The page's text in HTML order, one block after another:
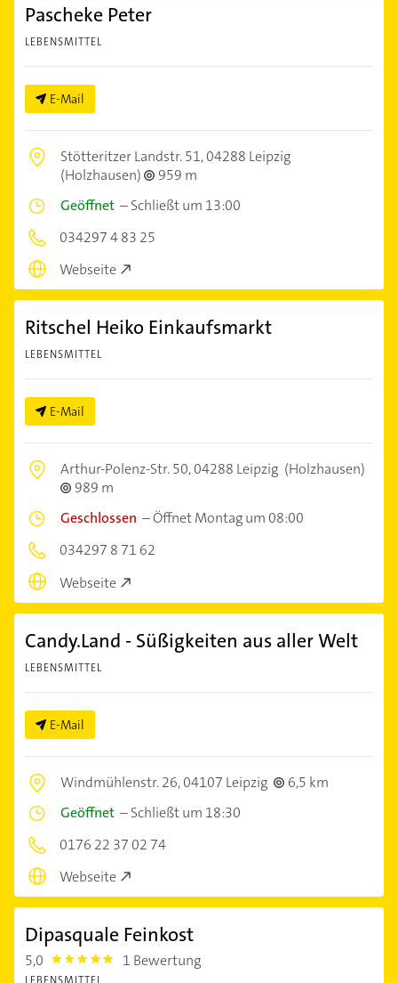
Pascheke Peter
LEBENSMITTEL
E-Mail
Stötteritzer Landstr. 51,04288 Leipzig
(Holzhausen)
959 m
Geöffnet –Schließt um 13:00
034297 4 83 25
Webseite
Ritschel Heiko Einkaufsmarkt
LEBENSMITTEL
E-Mail
Arthur-Polenz-Str. 50,04288 Leipzig (Holzhausen)
989 m
Geschlossen –Öffnet Montag um 08:00
034297 8 71 62
Webseite
Candy.Land - Süßigkeiten aus aller Welt
LEBENSMITTEL
E-Mail
Windmühlenstr. 26,04107 Leipzig
6,5 km
Geöffnet –Schließt um 18:30
0176 22 37 02 74
Webseite
Dipasquale Feinkost
5,0 5.0 1 Bewertung